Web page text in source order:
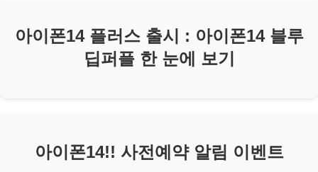
아이폰14 플러스 출시 : 아이폰14 블루
딥퍼플 한 눈에 보기
아이폰14!! 사전예약 알림 이벤트